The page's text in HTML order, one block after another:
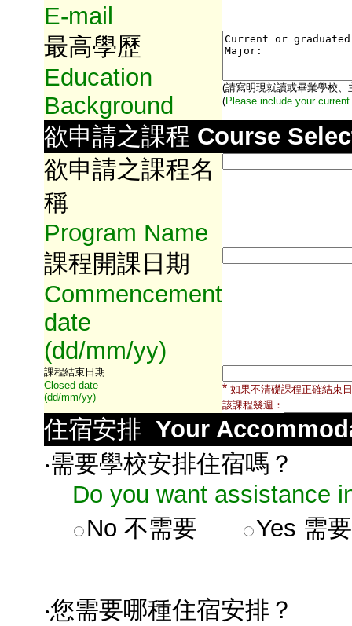
E-mail
最高學歷
Education
Background
(請寫明現就讀或畢業學校、
(Please include your
欲申請之課程 Course
欲申請之課程名
稱
Program Name
課程開課日期
Commencement
date
(dd/mm/yy)
課程結束日期
Closed date
(dd/mm/yy)
* 如果不清礎課程正確結束
該課程幾週：
住宿安排 Your
‧需要學校安排住宿嗎？
Do you want assistance
No 不需要 Yes 需要
‧您需要哪種住宿安排？